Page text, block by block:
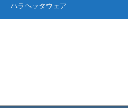
ハラヘッタウェア